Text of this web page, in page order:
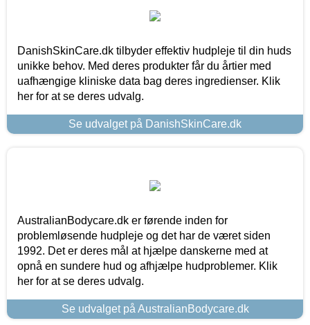
DanishSkinCare.dk tilbyder effektiv hudpleje til din huds
unikke behov. Med deres produkter får du årtier med
uafhængige kliniske data bag deres ingredienser. Klik
her for at se deres udvalg.
Se udvalget på DanishSkinCare.dk
AustralianBodycare.dk er førende inden for
problemløsende hudpleje og det har de været siden
1992. Det er deres mål at hjælpe danskerne med at
opnå en sundere hud og afhjælpe hudproblemer. Klik
her for at se deres udvalg.
Se udvalget på AustralianBodycare.dk